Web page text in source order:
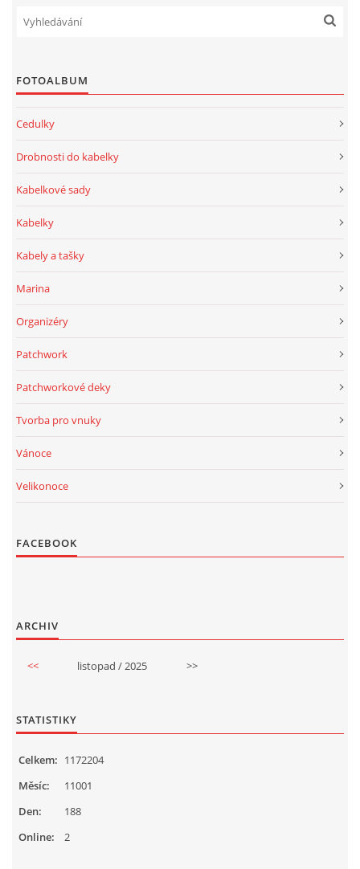
FOTOALBUM
Cedulky
Drobnosti do kabelky
Kabelkové sady
Kabelky
Kabely a tašky
Marina
Organizéry
Patchwork
Patchworkové deky
Tvorba pro vnuky
Vánoce
Velikonoce
FACEBOOK
ARCHIV
<< listopad / 2025 >>
STATISTIKY
Online: 2
Celkem: 1172204
Měsíc:
11001
Den:
188